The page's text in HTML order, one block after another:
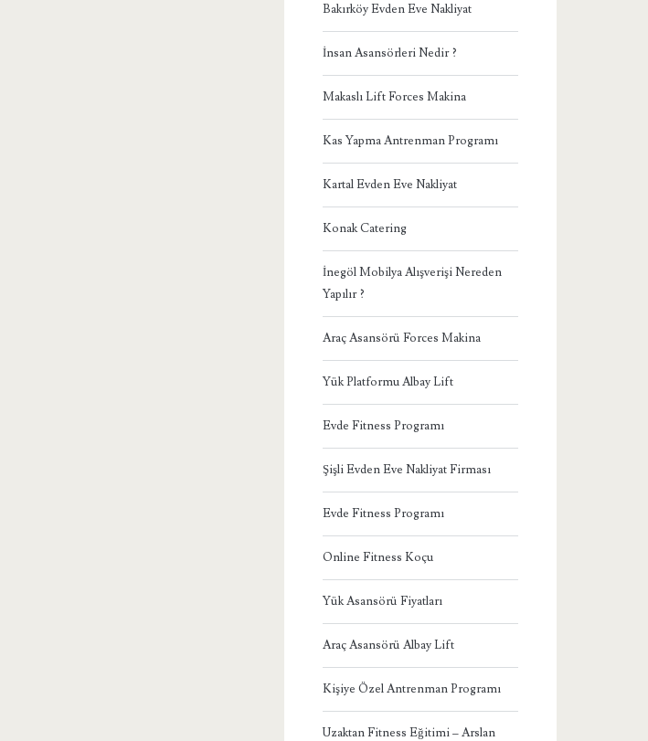
Bakırköy Evden Eve Nakliyat
İnsan Asansörleri Nedir ?
Makaslı Lift Forces Makina
Kas Yapma Antrenman Programı
Kartal Evden Eve Nakliyat
Konak Catering
İnegöl Mobilya Alışverişi Nereden
Yapılır ?
Araç Asansörü Forces Makina
Yük Platformu Albay Lift
Evde Fitness Programı
Şişli Evden Eve Nakliyat Firması
Evde Fitness Programı
Online Fitness Koçu
Yük Asansörü Fiyatları
Araç Asansörü Albay Lift
Kişiye Özel Antrenman Programı
Uzaktan Fitness Eğitimi – Arslan